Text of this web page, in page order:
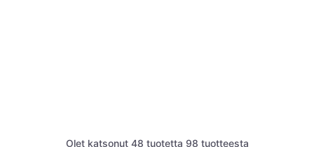
Olet katsonut 48 tuotetta 98 tuotteesta